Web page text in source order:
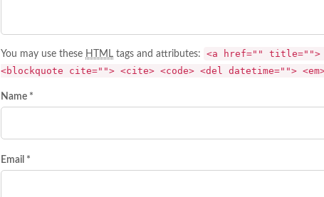
You may use these HTML tags and attributes:
<a href="" title="">
<blockquote cite=""> <cite> <code> <del datetime="">
Name *
Email *